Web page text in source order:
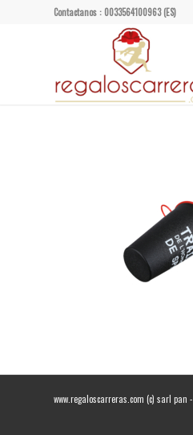
Contactanos : 0033564100963 (ES)
www.regaloscarreras.com (c) sarl pan -